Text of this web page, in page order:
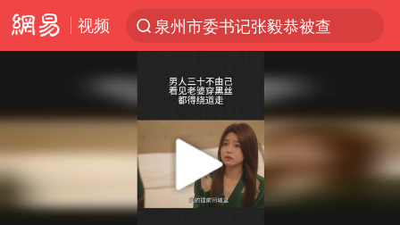
视频
泉州市委书记张毅恭被查
全球首个长时储能一体化产业园量产
中巨芯：上半年归母净利润1405.77万元